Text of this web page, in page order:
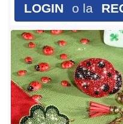
LOGIN
o la